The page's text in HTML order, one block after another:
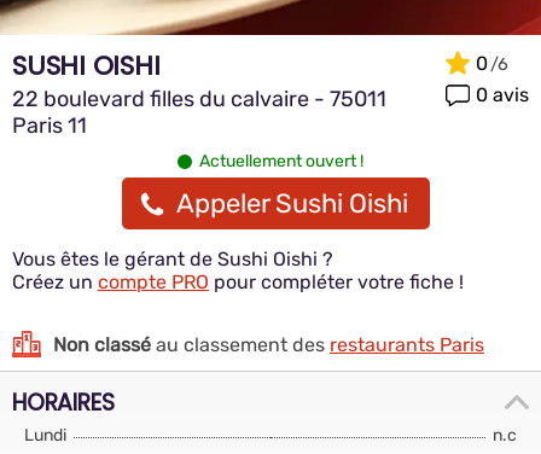
SUSHI OISHI
22 boulevard filles du calvaire - 75011
Paris 11
0
0 avis
Actuellement ouvert !
Appeler Sushi Oishi
Vous êtes le gérant de Sushi Oishi ?
Créez un compte PRO pour compléter votre fiche !
Non classé au classement des restaurants Paris
HORAIRES
Lundi
n.c